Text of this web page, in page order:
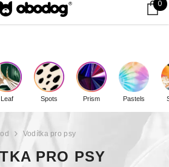
zdarma od2000
00
Leaf Spots Prism Pastels
Vodítka pro psy
PRO PSY